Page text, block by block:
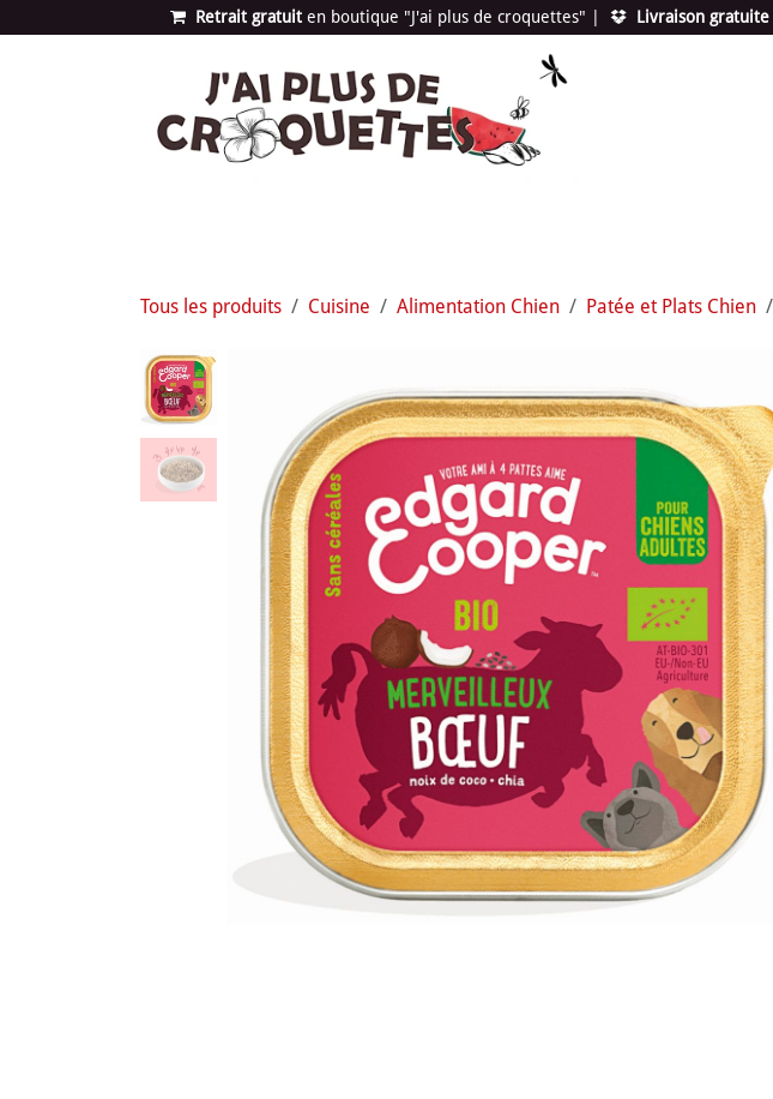
Se rendre au contenu Retrait gratuit en bou​​​​​​tique "J'ai plus de croquettes" Livraison gratuite
Tous les produits Cuisine Alimentation Chien Patée et Plats Chien